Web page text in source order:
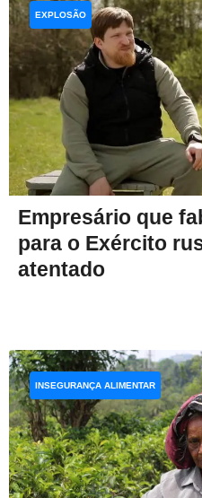
Empresário que
para o Exército
atentado
EXPLOSÃO
INSEGURANÇA ALIMENTAR